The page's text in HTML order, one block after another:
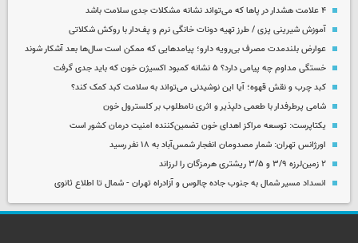
۴ علامت هشدار در پاها که می‌تواند نشانه مشکلات جدی سلامت باشد
آموزش شیرینی پزی / طرز تهیه دونات خانگی نرم و پف‌دار با روکش شکلاتی
عوارض بلندمدت مصرف بی‌رویه دارو؛ پیامدهایی که ممکن است سال‌ها بعد آشکار شوند
خستگی مداوم چه پیامی دارد؟ ۵ نشانه کمبود اکسیژن خون که باید جدی گرفت
کبد چرب و نقش قهوه؛ آیا این نوشیدنی می‌تواند به سلامت کبد کمک کند؟
شامی پرطرفدار با طعمی دلپذیر و اثری نامطلوب بر کلسترول خون
یکتاپرست: توسعه مراکز اهدای خون تضمین‌کننده امنیت درمان کشور است
اورژانس تهران: شمار مصدومان انفجار شمس‌آباد به ۱۸ نفر رسید
۲ زمین‌لرزه ۳/۹ و ۳/۵ ریشتری هرمزگان را لرزاند
انسداد مسیر شمال به جنوب جاده چالوس و آزادراه تهران - شمال تا اطلاع ثانوی